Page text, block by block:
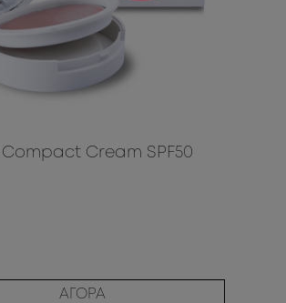
Compact Cream SPF50
ΑΓΟΡΑ